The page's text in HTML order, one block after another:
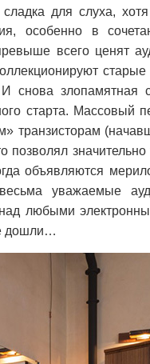
сладка для слуха,
особенно в
всего ценят
снова злопамятная
старта. Массовый
транзисторам
позволял
объявляются
уважаемые
любыми
дошли…